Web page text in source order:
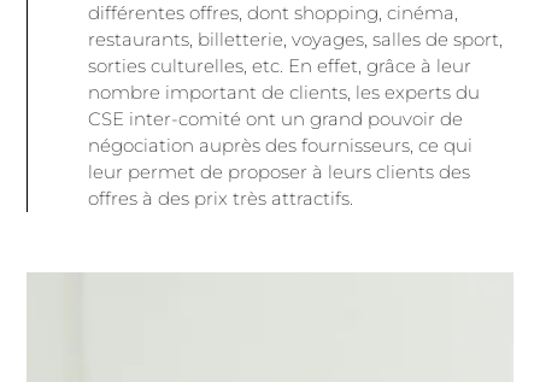
différentes offres, dont shopping, cinéma,
restaurants, billetterie, voyages, salles de sport,
sorties culturelles, etc. En effet, grâce à leur
nombre important de clients, les experts du
CSE inter-comité ont un grand pouvoir de
négociation auprès des fournisseurs, ce qui
leur permet de proposer à leurs clients des
offres à des prix très attractifs.